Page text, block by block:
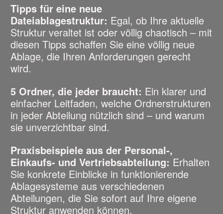
Tipps für eine neue
Dateiablagestruktur: Egal, ob Ihre aktuelle
Struktur veraltet ist oder völlig chaotisch – mit
diesen Tipps schaffen Sie eine völlig neue
Ablage, die Ihren Anforderungen gerecht
wird.
5 Ordner, die jeder braucht: Ein klarer und
einfacher Leitfaden, welche Ordnerstrukturen
in jeder Abteilung nützlich sind – und warum
sie unverzichtbar sind.
Praxisbeispiele aus der Personal-,
Einkaufs- und Vertriebsabteilung: Erhalten
Sie konkrete Einblicke in funktionierende
Ablagesysteme aus verschiedenen
Abteilungen, die Sie sofort auf Ihre eigene
Struktur anwenden können.